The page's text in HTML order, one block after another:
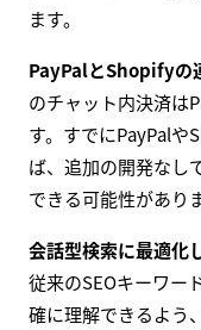
ます。
PayPalとShopifyの
のチャット内決済は
す。すでにPayPalや
ば、追加の開発なし
できる可能性がありま
会話型検索に最適化
従来のSEOキーワー
確に理解できるよう